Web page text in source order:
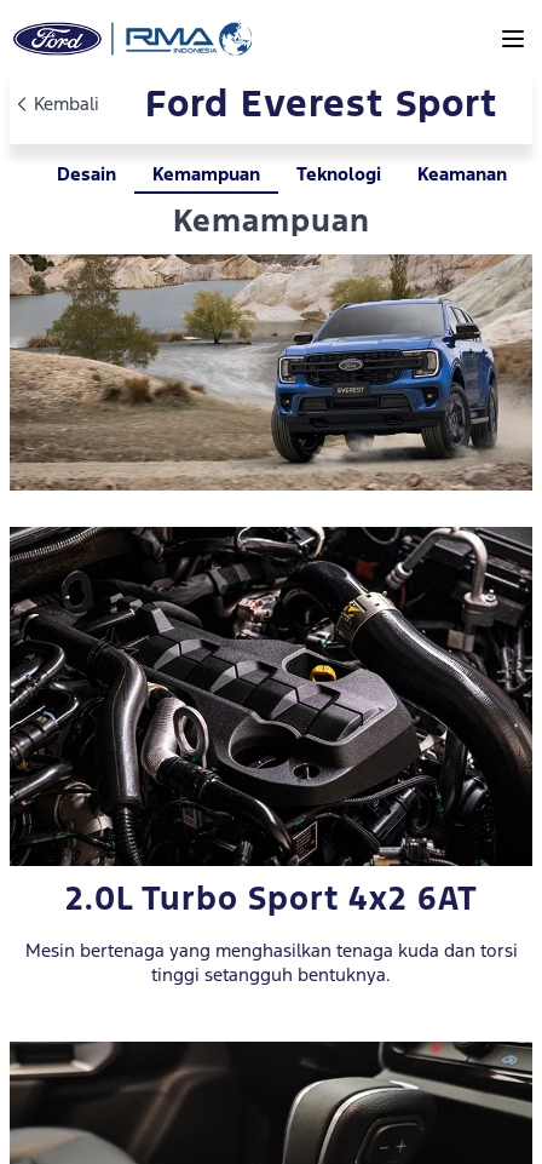
Kembali Ford Everest Sport
Desain Kemampuan Teknologi Keamanan
Kemampuan
2.0L Turbo Sport 4x2 6AT
Mesin bertenaga yang menghasilkan tenaga kuda dan torsi
tinggi setangguh bentuknya.